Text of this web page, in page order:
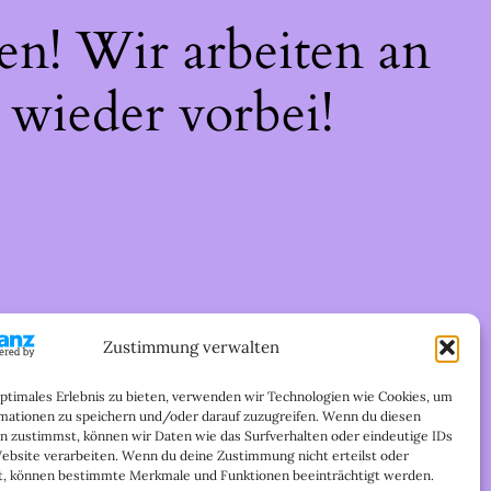
Zustimmung verwalten
Erlebnis zu bieten, verwenden wir Technologien wie Cookies, um
zu speichern und/oder darauf zuzugreifen. Wenn du diesen
zustimmst, können wir Daten wie das Surfverhalten oder eindeutige IDs
verarbeiten. Wenn du deine Zustimmung nicht erteilst oder
können bestimmte Merkmale und Funktionen beeinträchtigt werden.
Wir arbeiten an
vorbei!